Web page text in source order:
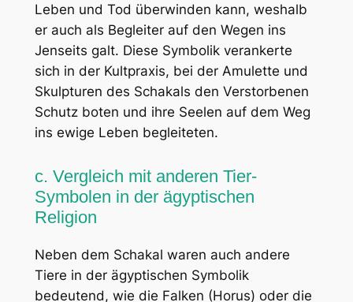
Leben und Tod überwinden kann, weshalb
er auch als Begleiter auf den Wegen ins
Jenseits galt. Diese Symbolik verankerte
sich in der Kultpraxis, bei der Amulette und
Skulpturen des Schakals den Verstorbenen
Schutz boten und ihre Seelen auf dem Weg
ins ewige Leben begleiteten.
c. Vergleich mit anderen Tier-
Symbolen in der ägyptischen
Religion
Neben dem Schakal waren auch andere
Tiere in der ägyptischen Symbolik
bedeutend, wie die Falken (Horus) oder die